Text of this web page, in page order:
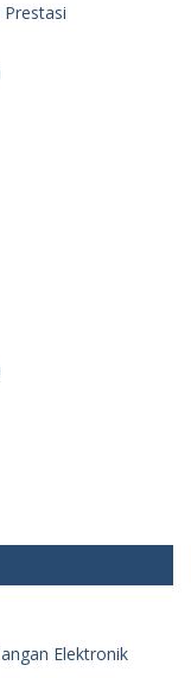
Elektronik